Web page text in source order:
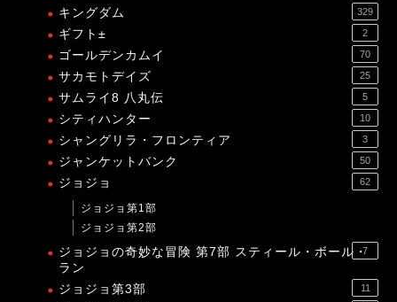
キングダム 329
ギフト± 2
ゴールデンカムイ 70
サカモトデイズ 25
サムライ8 八丸伝 5
シティハンター 10
シャングリラ・フロンティア 3
ジャンケットバンク 50
ジョジョ 62
ジョジョ第1部
ジョジョ第2部
ジョジョの奇妙な冒険 第7部 スティール・ボール・
ラン
7
ジョジョ第3部 11